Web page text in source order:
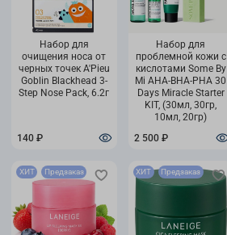
Набор для
очищения носа от
черных точек A'Pieu
Goblin Blackhead 3-
Step Nose Pack, 6.2г
140 ₽
Набор для
проблемной кожи с
кислотами Some By
Mi AHA-BHA-PHA 30
Days Miracle Starter
KIT, (30мл, 30гр,
10мл, 20гр)
2 500 ₽
ХИТ Предзаказ ХИТ Предзаказ